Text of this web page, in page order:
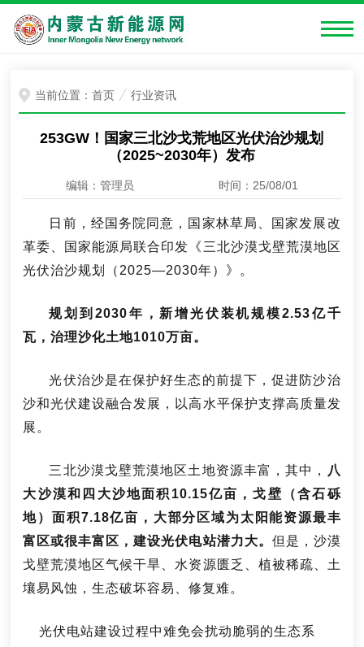
当前位置：首页 行业资讯
253GW！国家三北沙戈荒地区光伏治沙规划
（2025~2030年）发布
编辑：管理员 时间：25/08/01
日前，经国务院同意，国家林草局、国家发展改
革委、国家能源局联合印发《三北沙漠戈壁荒漠地区
光伏治沙规划（2025—2030年）》。
规划到2030年，新增光伏装机规模2.53亿千
瓦，治理沙化土地1010万亩。
光伏治沙是在保护好生态的前提下，促进防沙治
沙和光伏建设融合发展，以高水平保护支撑高质量发
展。
三北沙漠戈壁荒漠地区土地资源丰富，其中，
八
大沙漠和四大沙地面积10.15亿亩，戈壁（含石砾
地）面积7.18亿亩，大部分区域为太阳能资源最丰
富区或很丰富区，建设光伏电站潜力大。 但是，沙漠
戈壁荒漠地区气候干旱、水资源匮乏、植被稀疏、土
壤易风蚀，生态破坏容易、修复难。
光伏电站建设过程中难免会扰动脆弱的生态系